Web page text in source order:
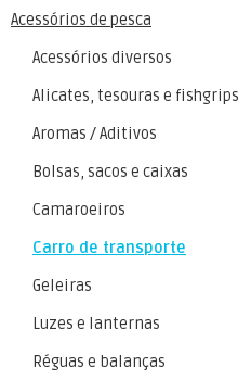
Acessórios de pesca
Acessórios diversos
Alicates, tesouras e fishgrips
Aromas / Aditivos
Bolsas, sacos e caixas
Camaroeiros
Carro de transporte
Geleiras
Luzes e lanternas
Réguas e balanças